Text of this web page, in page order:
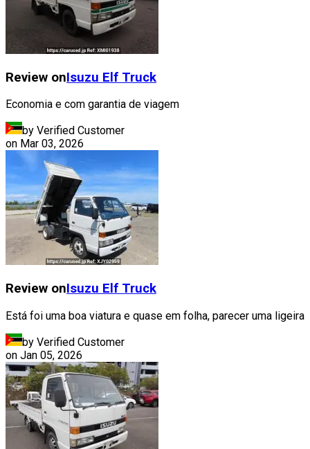
Review onIsuzu Elf Truck
Economia e com garantia de viagem
by Verified Customer
on Mar 03, 2026
Review onIsuzu Elf Truck
Está foi uma boa viatura e quase em folha, parecer uma ligeira
by Verified Customer
on Jan 05, 2026